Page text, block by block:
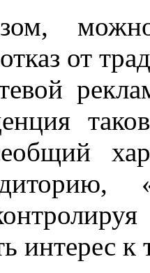
от
интерес к